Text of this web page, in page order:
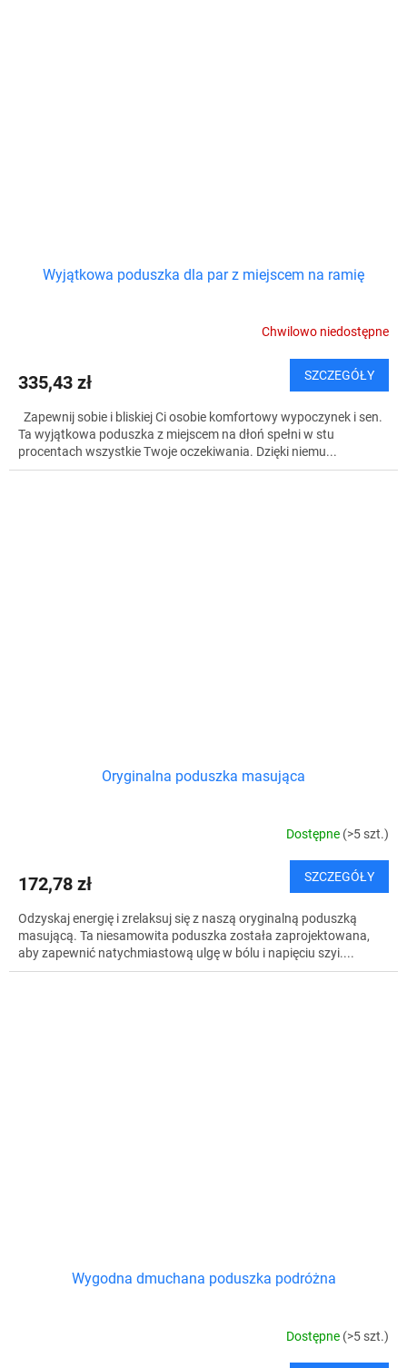
Wyjątkowa poduszka dla par z miejscem na ramię
Chwilowo niedostępne
335,43 zł SZCZEGÓŁY
Zapewnij sobie i bliskiej Ci osobie komfortowy wypoczynek i sen.
Ta wyjątkowa poduszka z miejscem na dłoń spełni w stu
procentach wszystkie Twoje oczekiwania. Dzięki niemu...
Oryginalna poduszka masująca
Dostępne (>5 szt.)
172,78 zł SZCZEGÓŁY
Odzyskaj energię i zrelaksuj się z naszą oryginalną poduszką
masującą. Ta niesamowita poduszka została zaprojektowana,
aby zapewnić natychmiastową ulgę w bólu i napięciu szyi....
Wygodna dmuchana poduszka podróżna
Dostępne (>5 szt.)